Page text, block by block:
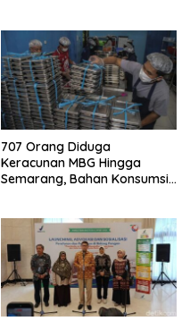
707 Orang Diduga
Keracunan MBG Hingga
Semarang, Bahan Konsumsi